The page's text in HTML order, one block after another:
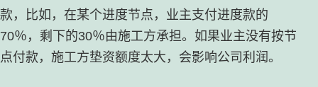
款，比如，在某个进度节点，业主支付进度款的
70％，剩下的30％由施工方承担。如果业主没有按节
点付款，施工方垫资额度太大，会影响公司利润。